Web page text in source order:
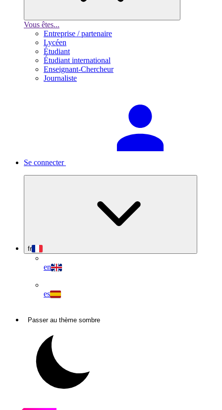
Vous êtes...
Entreprise / partenaire
Lycéen
Étudiant
Étudiant international
Enseignant-Chercheur
Journaliste
Se connecter
fr
en
es
Passer au thème sombre